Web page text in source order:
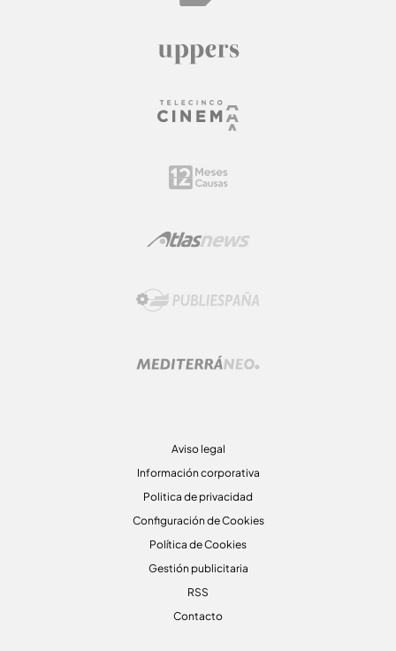
Aviso legal
Información corporativa
Politica de privacidad
Configuración de Cookies
Política de Cookies
Gestión publicitaria
RSS
Contacto